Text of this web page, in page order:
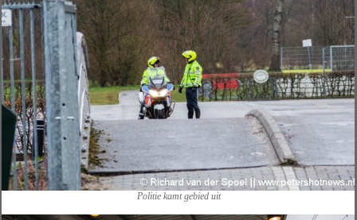
Politie kamt gebied uit